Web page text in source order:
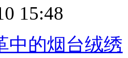
15:48
中的烟台绒绣